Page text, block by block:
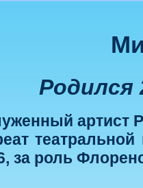
Родился
артист
за роль